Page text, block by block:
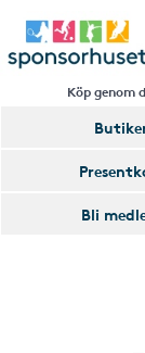
Köp genom
Bli